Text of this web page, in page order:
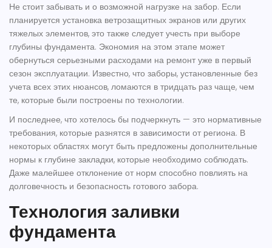
Не стоит забывать и о возможной нагрузке на забор. Если
планируется установка ветрозащитных экранов или других
тяжелых элементов, это также следует учесть при выборе
глубины фундамента. Экономия на этом этапе может
обернуться серьезными расходами на ремонт уже в первый
сезон эксплуатации. Известно, что заборы, установленные без
учета всех этих нюансов, ломаются в тридцать раз чаще, чем
те, которые были построены по технологии.
И последнее, что хотелось бы подчеркнуть — это нормативные
требования, которые разнятся в зависимости от региона. В
некоторых областях могут быть предложены дополнительные
нормы к глубине закладки, которые необходимо соблюдать.
Даже малейшее отклонение от норм способно повлиять на
долговечность и безопасность готового забора.
Технология заливки
фундамента